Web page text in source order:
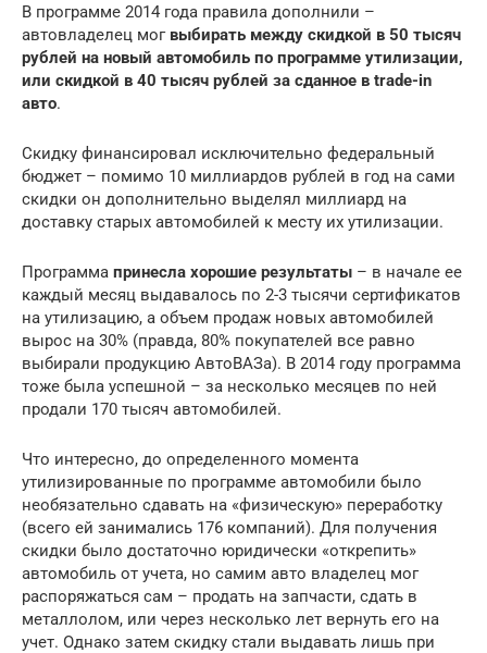
В программе 2014 года правила дополнили –
автовладелец мог выбирать между скидкой в 50 тысяч
рублей на новый автомобиль по программе утилизации,
или скидкой в 40 тысяч рублей за сданное в trade-in
авто.
Скидку финансировал исключительно федеральный
бюджет – помимо 10 миллиардов рублей в год на сами
скидки он дополнительно выделял миллиард на
доставку старых автомобилей к месту их утилизации.
Программа принесла хорошие результаты – в начале ее
каждый месяц выдавалось по 2-3 тысячи сертификатов
на утилизацию, а объем продаж новых автомобилей
вырос на 30% (правда, 80% покупателей все равно
выбирали продукцию АвтоВАЗа). В 2014 году программа
тоже была успешной – за несколько месяцев по ней
продали 170 тысяч автомобилей.
Что интересно, до определенного момента
утилизированные по программе автомобили было
необязательно сдавать на «физическую» переработку
(всего ей занимались 176 компаний). Для получения
скидки было достаточно юридически «открепить»
автомобиль от учета, но самим авто владелец мог
распоряжаться сам – продать на запчасти, сдать в
металлолом, или через несколько лет вернуть его на
учет. Однако затем скидку стали выдавать лишь при